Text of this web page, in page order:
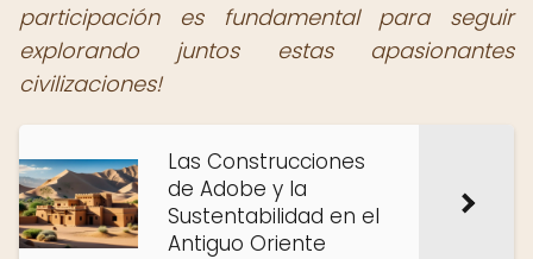
participación es fundamental para seguir
explorando juntos estas apasionantes
civilizaciones!
Las Construcciones
de Adobe y la
Sustentabilidad en el
Antiguo Oriente